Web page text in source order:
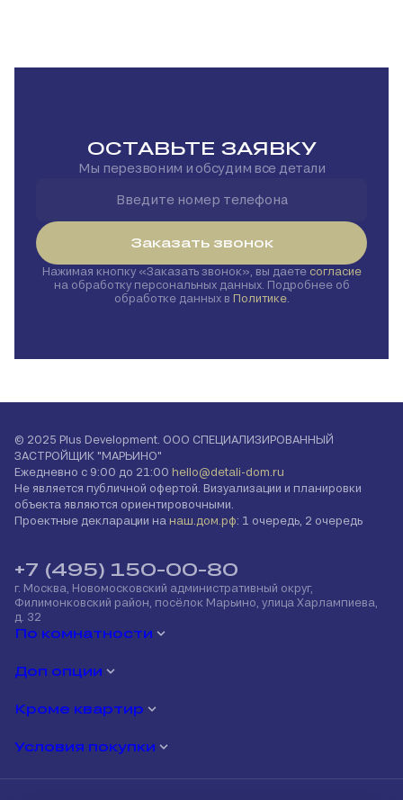
ОСТАВЬТЕ ЗАЯВКУ
Мы перезвоним и обсудим все детали
Заказать звонок
Нажимая кнопку Заказать звонок , вы даете согласие
на обработку персональных данных. Подробнее об
обработке данных в Политике.
© 2025 Plus Development. ООО СПЕЦИАЛИЗИРОВАННЫЙ
ЗАСТРОЙЩИК "МАРЬИНО"
Ежедневно с 9:00 до 21:00 hello@detali-dom.ru
Не является публичной офертой. Визуализации и планировки
объекта являются ориентировочными.
Проектные декларации на наш.дом.рф: 1 очередь, 2 очередь
По комнатности
Доп опции
Кроме квартир
Условия покупки
+7 (495) 150-00-80
г. Москва, Новомосковский административный округ,
Филимонковский район, посёлок Марьино, улица Харлампиева,
д. 32